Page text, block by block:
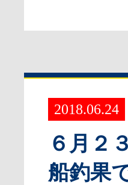
2018.06.24
６月２
船釣果